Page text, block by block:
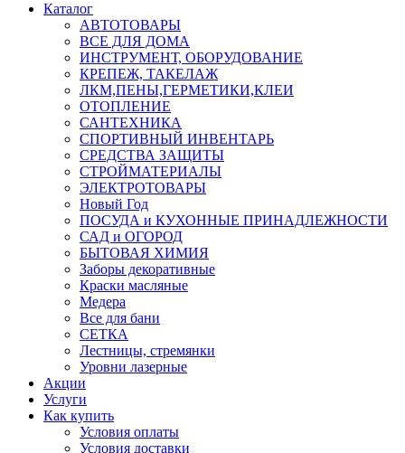
Каталог
АВТОТОВАРЫ
ВСЕ ДЛЯ ДОМА
ИНСТРУМЕНТ, ОБОРУДОВАНИЕ
КРЕПЕЖ, ТАКЕЛАЖ
ЛКМ,ПЕНЫ,ГЕРМЕТИКИ,КЛЕИ
ОТОПЛЕНИЕ
САНТЕХНИКА
СПОРТИВНЫЙ ИНВЕНТАРЬ
СРЕДСТВА ЗАЩИТЫ
СТРОЙМАТЕРИАЛЫ
ЭЛЕКТРОТОВАРЫ
Новый Год
ПОСУДА и КУХОННЫЕ ПРИНАДЛЕЖНОСТИ
САД и ОГОРОД
БЫТОВАЯ ХИМИЯ
Заборы декоративные
Краски масляные
Медера
Все для бани
СЕТКА
Лестницы, стремянки
Уровни лазерные
Акции
Услуги
Как купить
Условия оплаты
Условия доставки